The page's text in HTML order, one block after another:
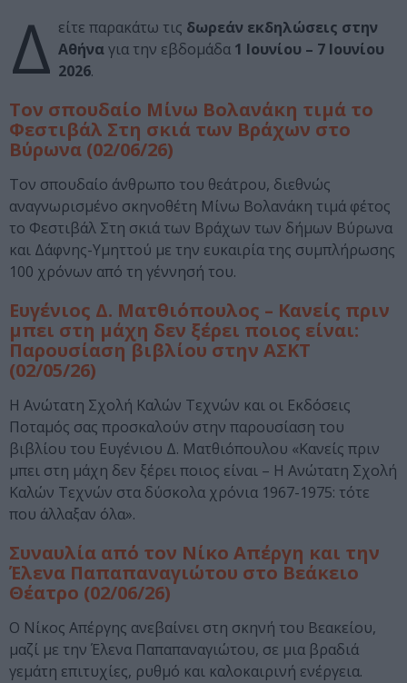
Δ είτε παρακάτω τις δωρεάν εκδηλώσεις στην
Αθήναγια την εβδομάδα 1 Ιουνίου – 7 Ιουνίου
2026.
Τον σπουδαίο Μίνω Βολανάκη τιμά το
Φεστιβάλ Στη σκιά των Βράχων στο
Βύρωνα (02/06/26)
Τον σπουδαίο άνθρωπο του θεάτρου, διεθνώς
αναγνωρισμένο σκηνοθέτη Μίνω Βολανάκη τιμά φέτος
το Φεστιβάλ Στη σκιά των Βράχων των δήμων Βύρωνα
και Δάφνης-Υμηττού με την ευκαιρία της συμπλήρωσης
100 χρόνων από τη γέννησή του.
Ευγένιος Δ. Ματθιόπουλος – Κανείς πριν
μπει στη μάχη δεν ξέρει ποιος είναι:
Παρουσίαση βιβλίου στην ΑΣΚΤ
(02/05/26)
Η Ανώτατη Σχολή Καλών Τεχνών και οι Εκδόσεις
Ποταμός σας προσκαλούν στην παρουσίαση του
βιβλίου του Ευγένιου Δ. Ματθιόπουλου «Κανείς πριν
μπει στη μάχη δεν ξέρει ποιος είναι – Η Ανώτατη Σχολή
Καλών Τεχνών στα δύσκολα χρόνια 1967-1975: τότε
που άλλαξαν όλα».
Συναυλία από τον Νίκο Απέργη και την
Έλενα Παπαπαναγιώτου στο Βεάκειο
Θέατρο (02/06/26)
Ο Νίκος Απέργης ανεβαίνει στη σκηνή του Βεακείου,
μαζί με την Έλενα Παπαπαναγιώτου, σε μια βραδιά
γεμάτη επιτυχίες, ρυθμό και καλοκαιρινή ενέργεια.